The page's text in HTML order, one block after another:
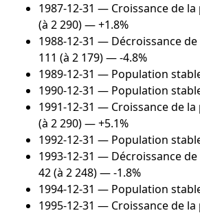
1987-12-31 — Croissance de
(à 2 290) — +1.8%
1988-12-31 — Décroissance
111 (à 2 179) — -4.8%
1989-12-31 — Population
1990-12-31 — Population
1991-12-31 — Croissance de la
(à 2 290) — +5.1%
1992-12-31 — Population
1993-12-31 — Décroissance
42 (à 2 248) — -1.8%
1994-12-31 — Population
1995-12-31 — Croissance de